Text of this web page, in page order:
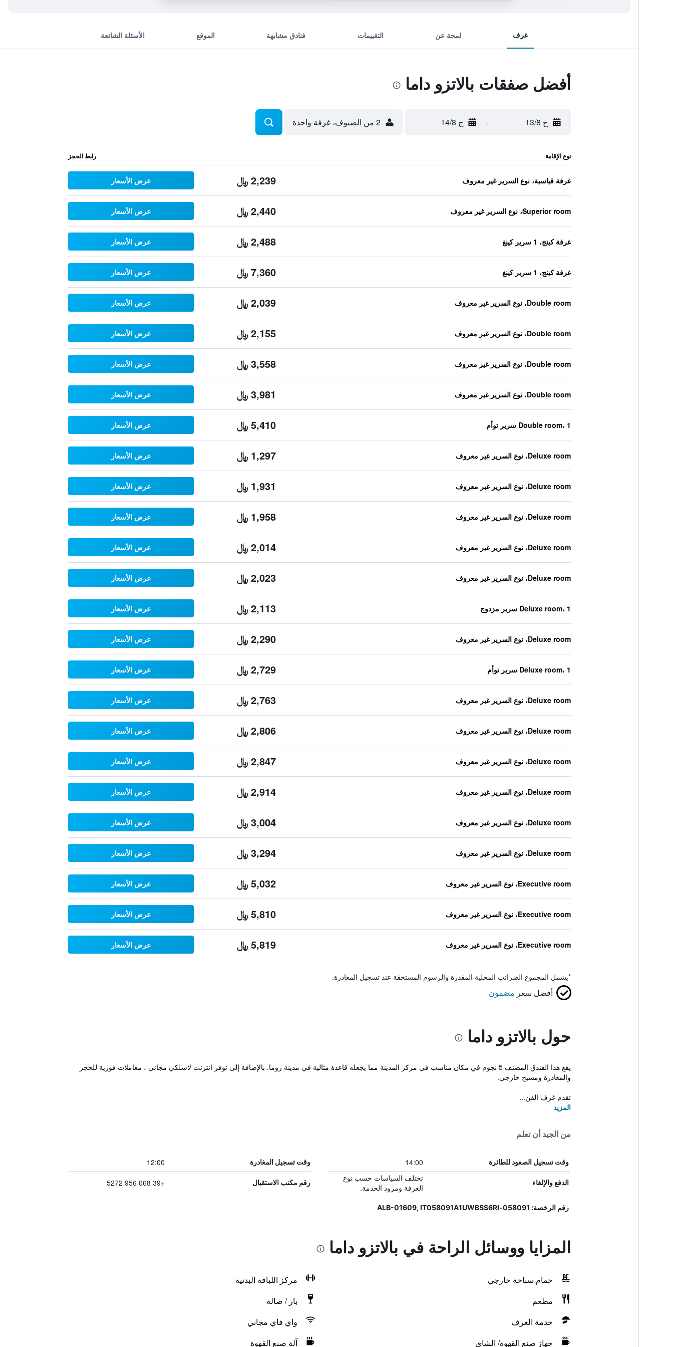
غرف لمحة عن التقييمات فنادق مشابهة الموقع الأسئلة الشائعة
أفضل صفقات بالاتزو داما
خ 13/8 - ج 14/8 2 من الضيوف، غرفة واحدة
نوع الإقامة رابط الحجز
غرفة قياسية، نوع السرير غير معروف 2,239 ﷼ عرض الأسعار
Superior room، نوع السرير غير معروف 2,440 ﷼ عرض الأسعار
غرفة كينج، 1 سرير كينغ 2,488 ﷼ عرض الأسعار
غرفة كينج، 1 سرير كينغ 7,360 ﷼ عرض الأسعار
Double room، نوع السرير غير معروف 2,039 ﷼ عرض الأسعار
Double room، نوع السرير غير معروف 2,155 ﷼ عرض الأسعار
Double room، نوع السرير غير معروف 3,558 ﷼ عرض الأسعار
Double room، نوع السرير غير معروف 3,981 ﷼ عرض الأسعار
Double room، 1 سرير توأم 5,410 ﷼ عرض الأسعار
Deluxe room، نوع السرير غير معروف 1,297 ﷼ عرض الأسعار
Deluxe room، نوع السرير غير معروف 1,931 ﷼ عرض الأسعار
Deluxe room، نوع السرير غير معروف 1,958 ﷼ عرض الأسعار
Deluxe room، نوع السرير غير معروف 2,014 ﷼ عرض الأسعار
Deluxe room، نوع السرير غير معروف 2,023 ﷼ عرض الأسعار
Deluxe room، 1 سرير مزدوج 2,113 ﷼ عرض الأسعار
Deluxe room، نوع السرير غير معروف 2,290 ﷼ عرض الأسعار
Deluxe room، 1 سرير توأم 2,729 ﷼ عرض الأسعار
Deluxe room، نوع السرير غير معروف 2,763 ﷼ عرض الأسعار
Deluxe room، نوع السرير غير معروف 2,806 ﷼ عرض الأسعار
Deluxe room، نوع السرير غير معروف 2,847 ﷼ عرض الأسعار
Deluxe room، نوع السرير غير معروف 2,914 ﷼ عرض الأسعار
Deluxe room، نوع السرير غير معروف 3,004 ﷼ عرض الأسعار
Deluxe room، نوع السرير غير معروف 3,294 ﷼ عرض الأسعار
Executive room، نوع السرير غير معروف 5,032 ﷼ عرض الأسعار
Executive room، نوع السرير غير معروف 5,810 ﷼ عرض الأسعار
Executive room، نوع السرير غير معروف 5,819 ﷼ عرض الأسعار
*يشمل المجموع الضرائب المحلية المقدرة والرسوم المستحقة عند تسجيل المغادرة.
أفضل سعر مضمون
حول بالاتزو داما
يقع هذا الفندق المصنف 5 نجوم في مكان مناسب في مركز المدينة مما يجعله قاعدة مثالية في مدينة روما. بالإضافة إلى توفر انترنت لاسلكي مجاني ، معاملات فورية للحجز
والمغادرة ومسبح خارجي.
تقدم غرف الفن...
المزيد
من الجيد أن تعلم
وقت تسجيل الصعود للطائرة 14:00 وقت تسجيل المغادرة 12:00
الدفع والإلغاء
تختلف السياسات حسب نوع
الغرفة ومزود الخدمة.
رقم مكتب الاستقبال +39 068 956 5272
رقم الرخصة: 058091-ALB-01609, IT058091A1UWBSS6RI
المزايا ووسائل الراحة في بالاتزو داما
حمام سباحة خارجي
مركز اللياقة البدنية
مطعم
بار / صالة
خدمة الغرف
واي فاي مجاني
جهاز صنع القهوة/ الشاي
آلة صنع القهوة